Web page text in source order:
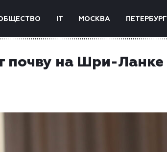
IT МОСКВА ПЕТЕРБУРГ
почву на Шри-Ланке